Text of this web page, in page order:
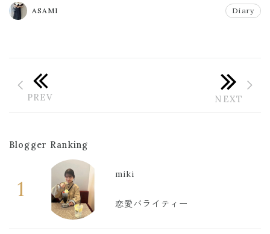
#収納
ASAMI
Diary
Blogger Ranking
1
miki
恋愛バライティー